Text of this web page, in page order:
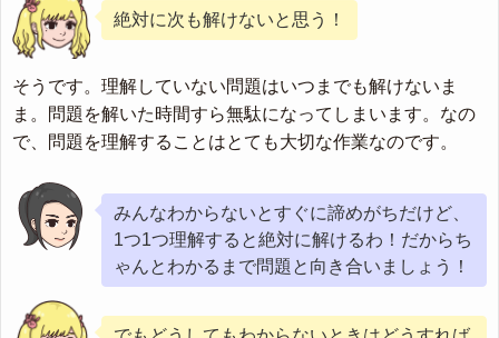
絶対に次も解けないと思う！
そうです。理解していない問題はいつまでも解けないま
ま。問題を解いた時間すら無駄になってしまいます。なの
で、問題を理解することはとても大切な作業なのです。
みんなわからないとすぐに諦めがちだけど、
1つ1つ理解すると絶対に解けるわ！だからち
ゃんとわかるまで問題と向き合いましょう！